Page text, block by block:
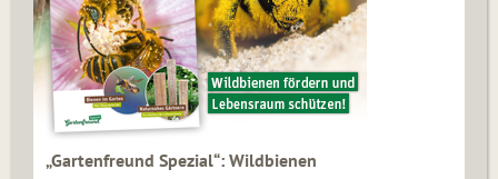
„Gartenfreund Spezial“: Wildbienen